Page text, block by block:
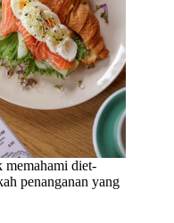
memahami diet-
penanganan yang